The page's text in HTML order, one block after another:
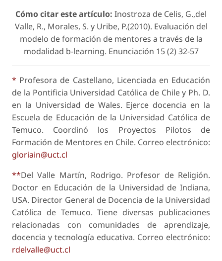
Cómo citar este artículo: Inostroza de Celis, G.,del
Valle, R., Morales, S. y Uribe, P.(2010). Evaluación del
modelo de formación de mentores a través de la
modalidad b-learning. Enunciación 15 (2) 32-57
* Profesora de Castellano, Licenciada en Educación
de la Pontificia Universidad Católica de Chile y Ph. D.
en la Universidad de Wales. Ejerce docencia en la
Escuela de Educación de la Universidad Católica de
Temuco. Coordinó los Proyectos Pilotos de
Formación de Mentores en Chile. Correo electrónico:
gloriain@uct.cl
**Del Valle Martín, Rodrigo. Profesor de Religión.
Doctor en Educación de la Universidad de Indiana,
USA. Director General de Docencia de la Universidad
Católica de Temuco. Tiene diversas publicaciones
relacionadas con comunidades de aprendizaje,
docencia y tecnología educativa. Correo electrónico:
rdelvalle@uct.cl